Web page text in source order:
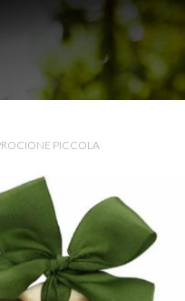
PICCOLA